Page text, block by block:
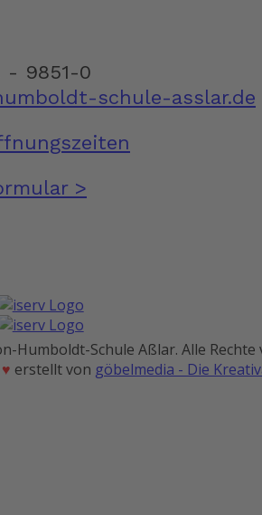
- 9851-0
schule-asslar.de
>
Humboldt-Schule Aßlar. Alle
♥ erstellt von göbelmedia - Die